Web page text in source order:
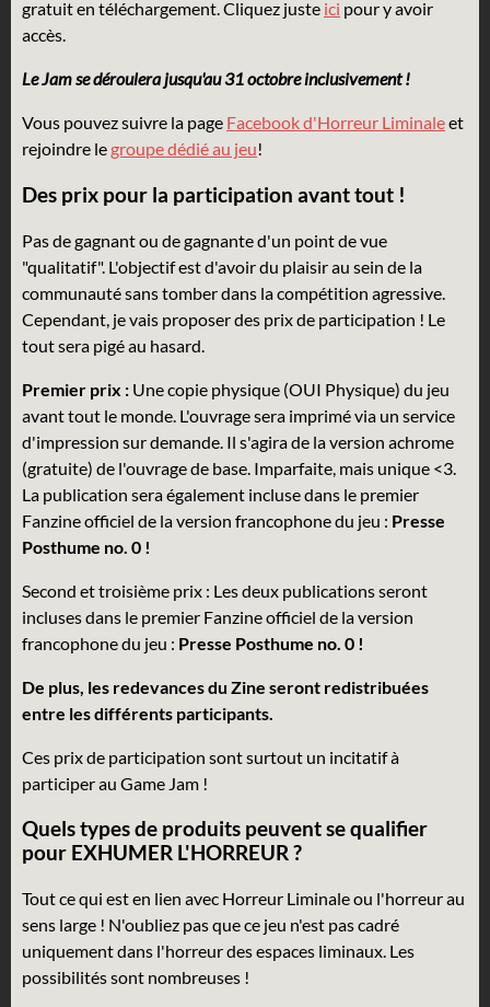
gratuit en téléchargement. Cliquez juste ici pour y avoir
accès.
Le Jam se déroulera jusqu'au 31 octobre inclusivement !
Vous pouvez suivre la page Facebook d'Horreur Liminaleet
rejoindre le groupe dédié au jeu!
Des prix pour la participation avant tout !
Pas de gagnant ou de gagnante d'un point de vue
"qualitatif". L'objectif est d'avoir du plaisir au sein de la
communauté sans tomber dans la compétition agressive.
Cependant, je vais proposer des prix de participation ! Le
tout sera pigé au hasard.
Premier prix : Une copie physique (OUI Physique) du jeu
avant tout le monde. L'ouvrage sera imprimé via un service
d'impression sur demande. Il s'agira de la version achrome
(gratuite) de l'ouvrage de base. Imparfaite, mais unique <3.
La publication sera également incluse dans le premier
Fanzine officiel de la version francophone du jeu : Presse
Posthume no. 0 !
Second et troisième prix : Les deux publications seront
incluses dans le premier Fanzine officiel de la version
francophone du jeu : Presse Posthume no. 0 !
De plus, les redevances du Zine seront redistribuées
entre les différents participants.
Ces prix de participation sont surtout un incitatif à
participer au Game Jam !
Quels types de produits peuvent se qualifier
pour EXHUMER L'HORREUR ?
Tout ce qui est en lien avec Horreur Liminale ou l'horreur au
sens large ! N'oubliez pas que ce jeu n'est pas cadré
uniquement dans l'horreur des espaces liminaux. Les
possibilités sont nombreuses !